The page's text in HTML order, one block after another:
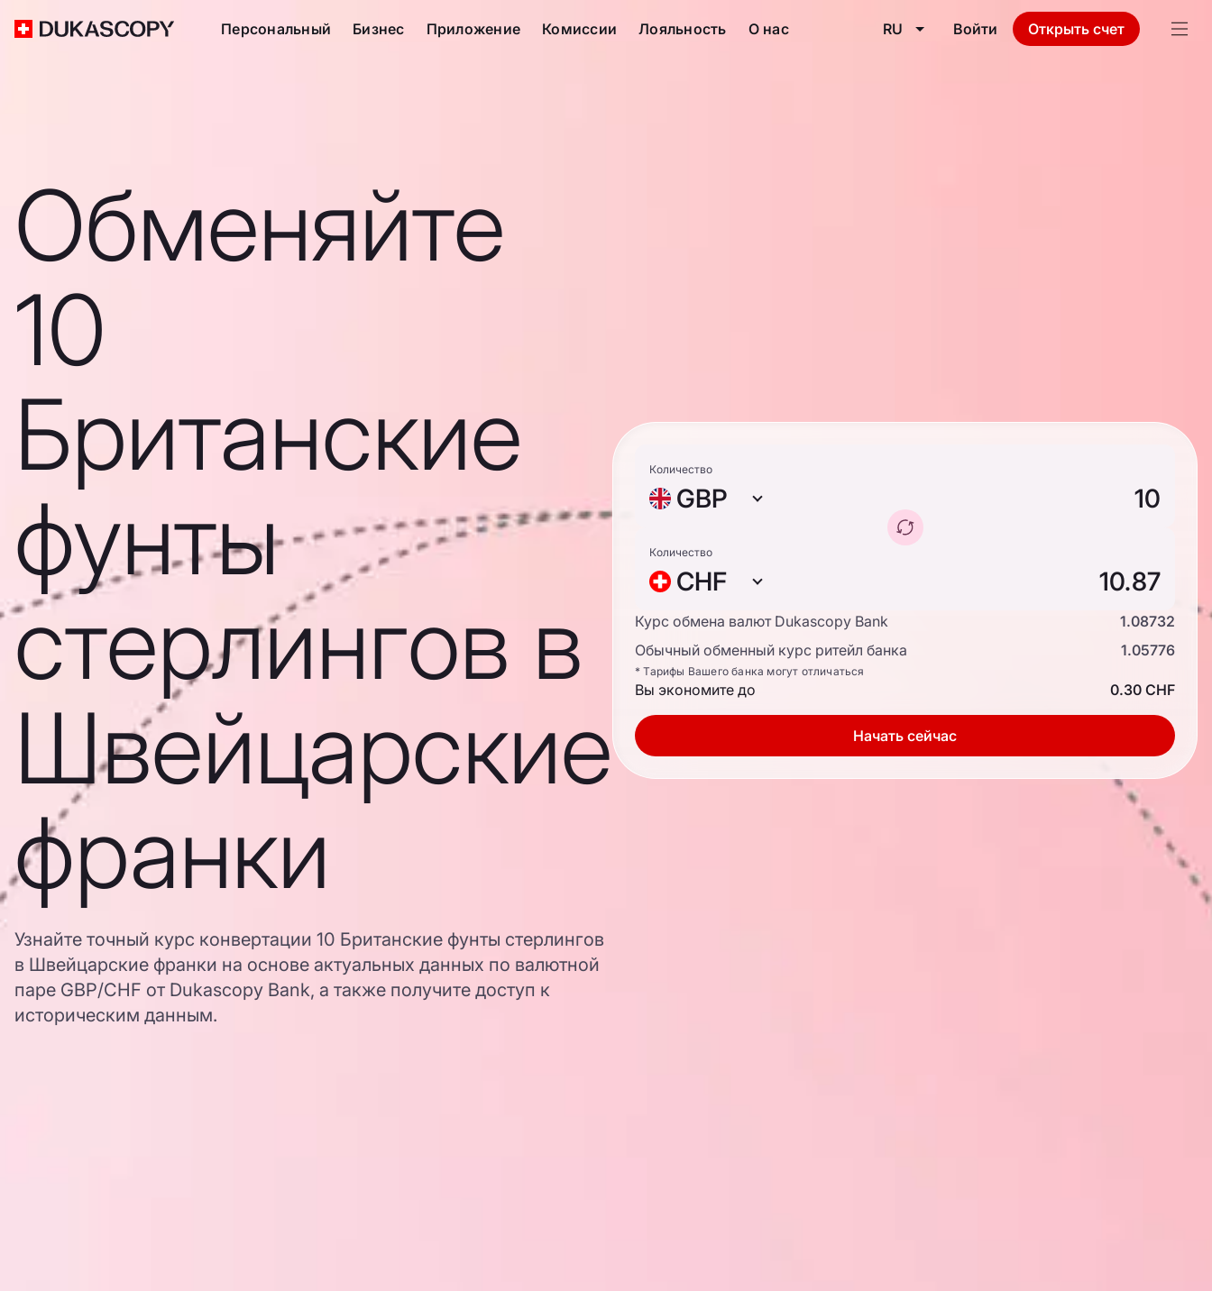
Персональный Бизнес Приложение Комиссии Лояльность О нас RU Войти Открыть счет
Обменяйте
10
Британские
фунты
стерлингов в
Швейцарские
франки
Узнайте точный курс конвертации 10 Британские фунты стерлингов
в Швейцарские франки на основе актуальных данных по валютной
паре GBP/CHF от Dukascopy Bank, а также получите доступ к
историческим данным.
Количество
GBP
Количество
CHF
Курс обмена валют Dukascopy Bank
1.08732
Обычный обменный курс ритейл банка
1.05776
* Тарифы Вашего банка могут отличаться
Вы экономите до 0.30 CHF
Начать сейчас